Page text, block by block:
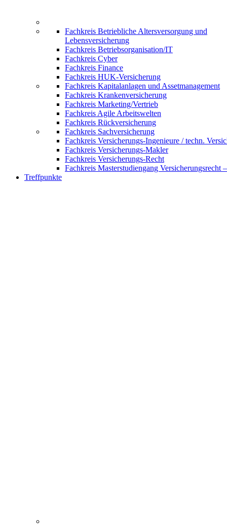
Fachkreis Betriebliche Altersversorgung und
Lebensversicherung
Fachkreis Betriebsorganisation/IT
Fachkreis Cyber
Fachkreis Finance
Fachkreis HUK-Versicherung
Fachkreis Kapitalanlagen und Assetmanagement
Fachkreis Krankenversicherung
Fachkreis Marketing/Vertrieb
Fachkreis Agile Arbeitswelten
Fachkreis Rückversicherung
Fachkreis Sachversicherung
Fachkreis Versicherungs-Ingenieure / techn.
Fachkreis Versicherungs-Makler
Fachkreis Versicherungs-Recht
Fachkreis Masterstudiengang Versicherungsrecht
Treffpunkte